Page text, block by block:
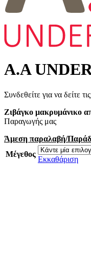
Α.A
Συνδεθείτε για να δείτε
Ζιβάγκο μακρυμάνικο
Παραγωγής μας
Άμεση παραλαβή/
Μέγεθος
Εκκαθάριση